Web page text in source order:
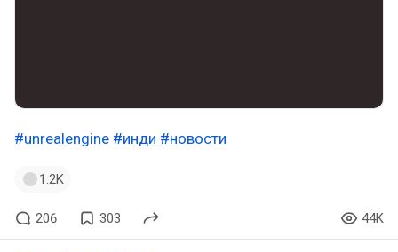
#unrealengine #инди #новости
1.2K
206 303 44K